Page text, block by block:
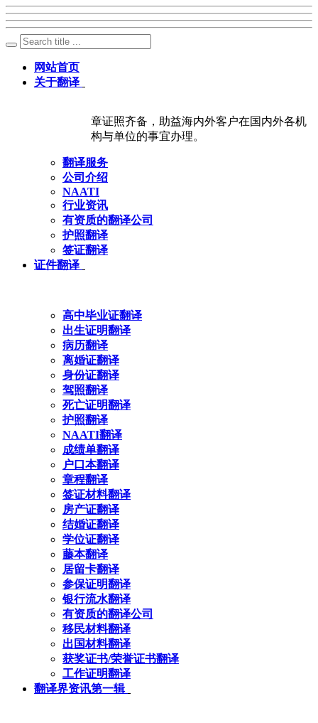
网站首页
关于翻译
章证照齐备，助益海内外客户在国内外各机
构与单位的事宜办理。
翻译服务
公司介绍
NAATI
行业资讯
有资质的翻译公司
护照翻译
签证翻译
证件翻译
高中毕业证翻译
出生证明翻译
病历翻译
离婚证翻译
身份证翻译
驾照翻译
死亡证明翻译
护照翻译
NAATI翻译
成绩单翻译
户口本翻译
章程翻译
签证材料翻译
房产证翻译
结婚证翻译
学位证翻译
藤本翻译
居留卡翻译
参保证明翻译
银行流水翻译
有资质的翻译公司
移民材料翻译
出国材料翻译
获奖证书/荣誉证书翻译
工作证明翻译
翻译界资讯第一辑